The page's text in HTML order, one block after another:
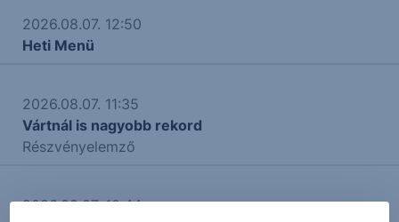
2026.08.07. 12:50
Heti Menü
2026.08.07. 11:35
Vártnál is nagyobb rekord
Részvényelemző
2026.08.07. 10:44